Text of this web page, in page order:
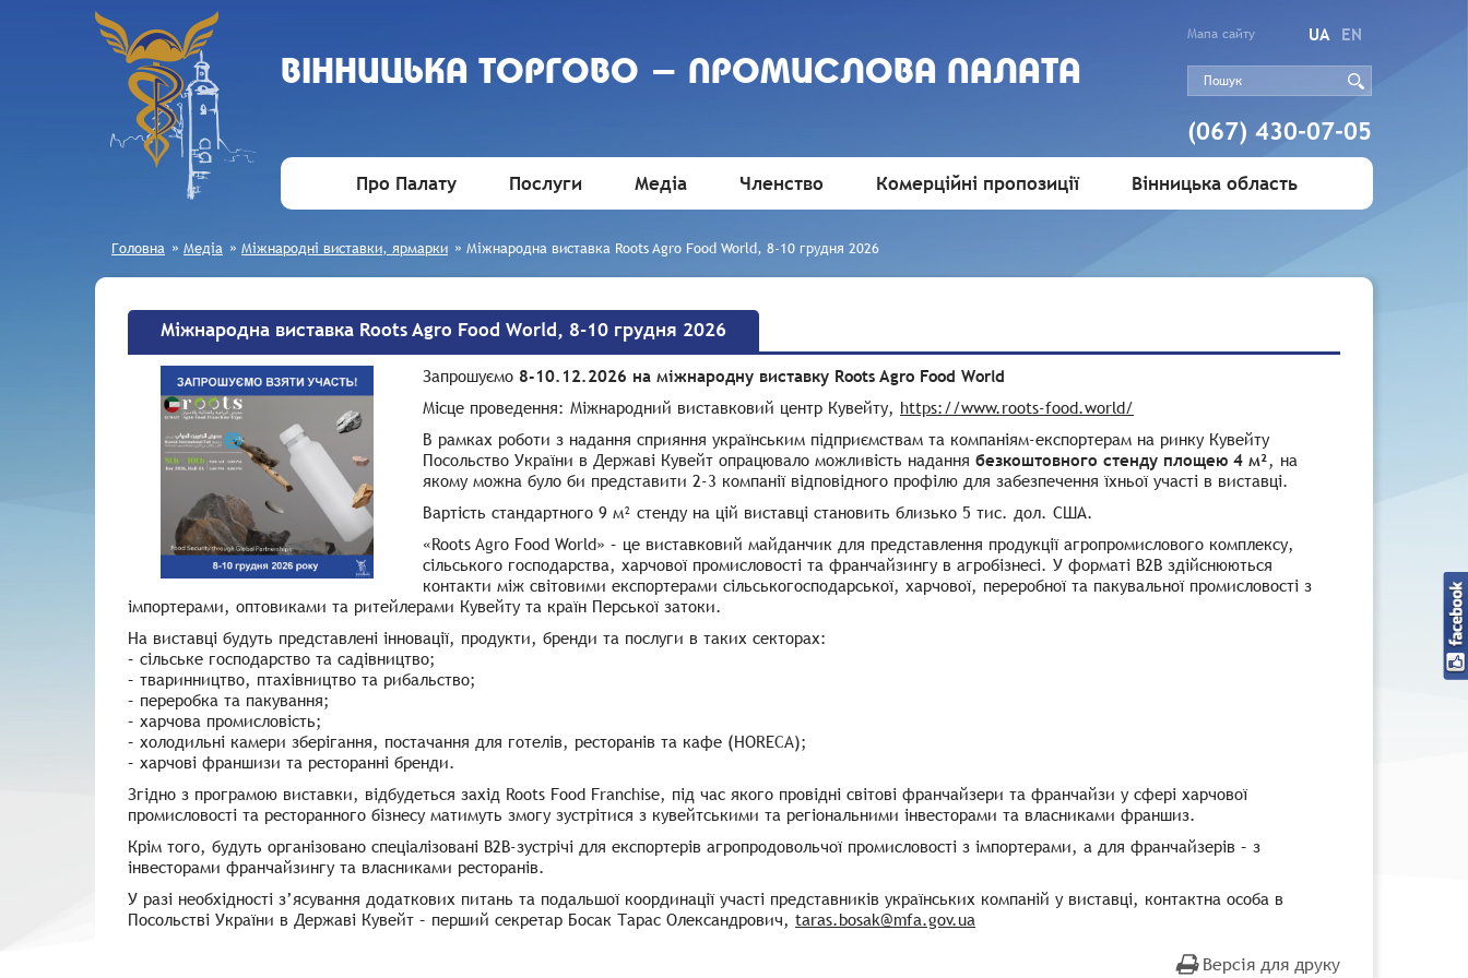
ВIННИЦЬКА ТОРГОВО - ПРОМИСЛОВА ПАЛАТА
Мапа сайту UA EN
(067) 430-07-05
Про Палату Послуги Медіа Членство Комерційні пропозиції Вінницька область
Головна » Медіа » Міжнародні виставки, ярмарки » Міжнародна виставка Roots Agro Food World, 8-10 грудня 2026
Міжнародна виставка Roots Agro Food World, 8-10 грудня 2026
Запрошуємо 8-10.12.2026 на міжнародну виставку Roots Agro Food World
Місце проведення: Міжнародний виставковий центр Кувейту, https://www.roots-food.world/
В рамках роботи з надання сприяння українським підприємствам та компаніям-експортерам на ринку Кувейту
Посольство України в Державі Кувейт опрацювало можливість надання безкоштовного стенду площею 4 м², на
якому можна було би представити 2-3 компанії відповідного профілю для забезпечення їхньої участі в виставці.
Вартість стандартного 9 м² стенду на цій виставці становить близько 5 тис. дол. США.
«Roots Agro Food World» – це виставковий майданчик для представлення продукції агропромислового комплексу,
сільського господарства, харчової промисловості та франчайзингу в агробізнесі. У форматі B2B здійснюються
контакти між світовими експортерами сільськогосподарської, харчової, переробної та пакувальної промисловості з
імпортерами, оптовиками та ритейлерами Кувейту та країн Перської затоки.
На виставці будуть представлені інновації, продукти, бренди та послуги в таких секторах:
– сільське господарство та садівництво;
– тваринництво, птахівництво та рибальство;
– переробка та пакування;
– харчова промисловість;
– холодильні камери зберігання, постачання для готелів, ресторанів та кафе (HORECA);
– харчові франшизи та ресторанні бренди.
Згідно з програмою виставки, відбудеться захід Roots Food Franchise, під час якого провідні світові франчайзери та франчайзи у сфері харчової
промисловості та ресторанного бізнесу матимуть змогу зустрітися з кувейтськими та регіональними інвесторами та власниками франшиз.
Крім того, будуть організовано спеціалізовані B2B-зустрічі для експортерів агропродовольчої промисловості з імпортерами, а для франчайзерів – з
інвесторами франчайзингу та власниками ресторанів.
У разі необхідності з’ясування додаткових питань та подальшої координації участі представників українських компаній у виставці, контактна особа в
Посольстві України в Державі Кувейт – перший секретар Босак Тарас Олександрович, taras.bosak@mfa.gov.ua
Версія для друку